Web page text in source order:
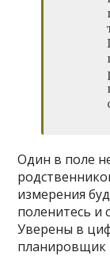
Один в поле
измерения
поленитесь и
Уверены в
планировщик